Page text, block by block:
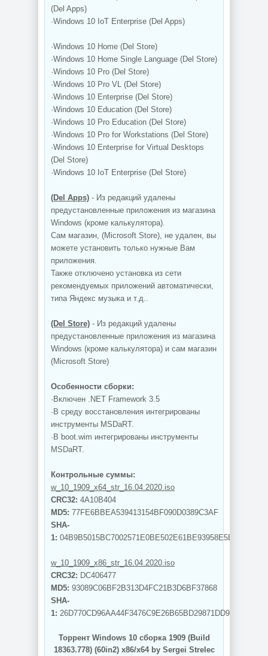
(Del Apps)
·Windows 10 IoT Enterprise (Del Apps)
·Windows 10 Home (Del Store)
·Windows 10 Home Single Language (Del Store)
·Windows 10 Pro (Del Store)
·Windows 10 Pro VL (Del Store)
·Windows 10 Enterprise (Del Store)
·Windows 10 Education (Del Store)
·Windows 10 Pro Education (Del Store)
·Windows 10 Pro for Workstations (Del Store)
·Windows 10 Enterprise for Virtual Desktops
(Del Store)
·Windows 10 IoT Enterprise (Del Store)
(Del Apps) - Из редакций удалены
предустановленные приложения из магазина
Windows (кроме калькулятора).
Сам магазин, (Microsoft Store), не удален, вы
можете установить только нужные Вам
приложения.
Также отключено установка из сети
рекомендуемых приложений автоматически,
типа Яндекс музыка и т.д..
(Del Store) - Из редакций удалены
предустановленные приложения из магазина
Windows (кроме калькулятора) и сам магазин
(Microsoft Store)
Особенности сборки:
·Включен .NET Framework 3.5
·В среду восстановления интегрированы
инструменты MSDaRT.
·В boot.wim интегрированы инструменты
MSDaRT.
Контрольные суммы:
w_10_1909_x64_str_16.04.2020.iso
CRC32: 4A10B404
MD5: 77FE6BBEA539413154BF090D0389C3AF
SHA-
1: 04B9B5015BC7002571E0BE502E61BE93958E5E17
w_10_1909_x86_str_16.04.2020.iso
CRC32: DC406477
MD5: 93089C06BF2B313D4FC21B3D6BF37868
SHA-
1: 26D770CD96AA44F3476C9E26B65BD29871DD9891
Торрент Windows 10 сборка 1909 (Build
18363.778) (60in2) x86/x64 by Sergei Strelec